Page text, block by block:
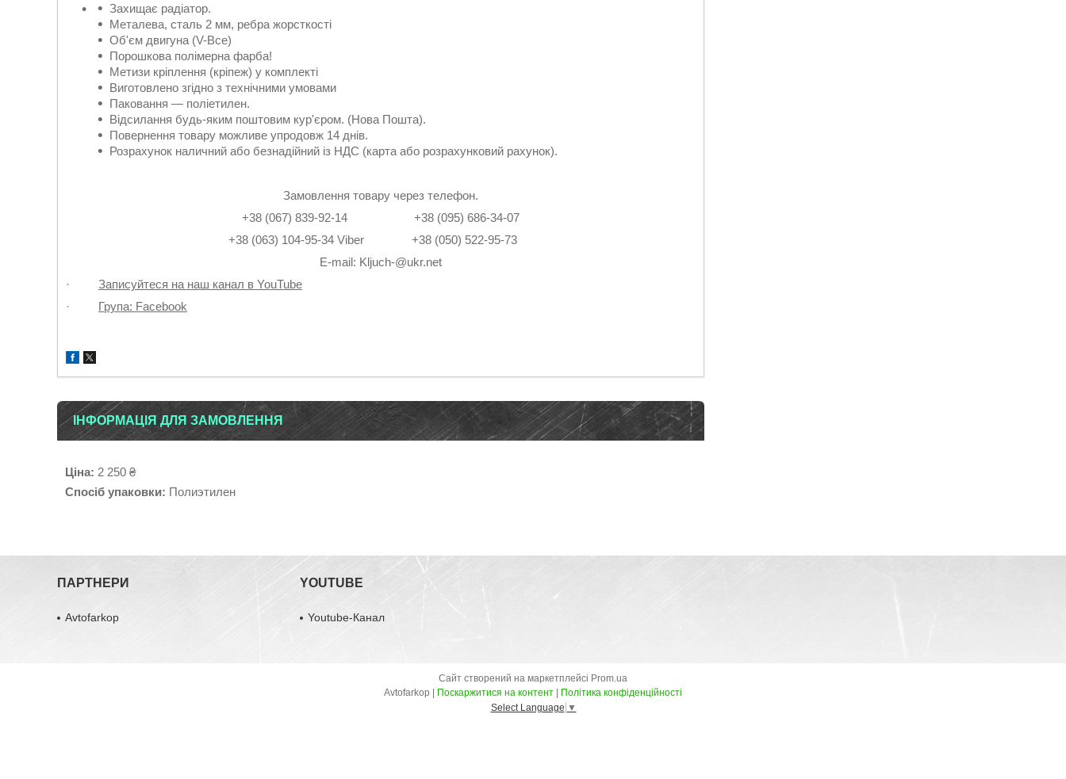
Захищає радіатор.
Металева, сталь 2 мм, ребра жорсткості
Об'єм двигуна (V-Все)
Порошкова полімерна фарба!
Метизи кріплення (кріпеж) у комплекті
Виготовлено згідно з технічними умовами
Паковання — поліетилен.
Відсилання будь-яким поштовим кур'єром. (Нова Пошта).
Повернення товару можливе упродовж 14 днів.
Розрахунок наличний або безнадійний із НДС (карта або розрахунковий рахунок).
Замовлення товару через телефон.
+38 (067) 839-92-14 +38 (095) 686-34-07
+38 (063) 104-95-34 Viber +38 (050) 522-95-73
Е-mail: Kljuch-@ukr.net
· Записуйтеся на наш канал в YouTube
· Група: Facebook
ІНФОРМАЦІЯ ДЛЯ ЗАМОВЛЕННЯ
Ціна: 2 250 ₴
Спосіб упаковки: Полиэтилен
ПАРТНЕРИ
Avtofarkop
YOUTUBE
Youtube-Канал
Сайт створений на маркетплейсі Prom.ua
Поскаржитися на контент
Політика конфіденційності
Select Language ▼